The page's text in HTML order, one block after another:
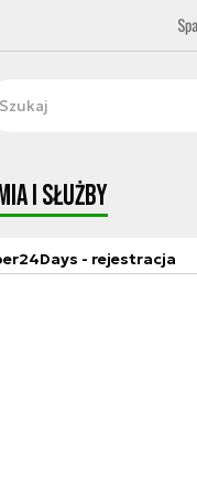
i Służby
- rejestracja